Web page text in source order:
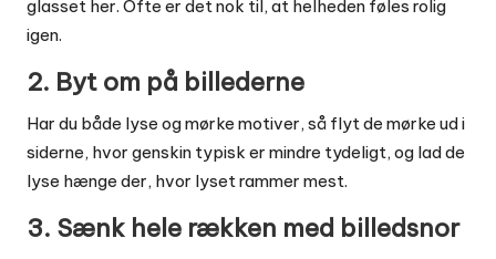
glasset her. Ofte er det nok til, at helheden føles rolig
igen.
2. Byt om på billederne
Har du både lyse og mørke motiver, så flyt de mørke ud i
siderne, hvor genskin typisk er mindre tydeligt, og lad de
lyse hænge der, hvor lyset rammer mest.
3. Sænk hele rækken med billedsnor